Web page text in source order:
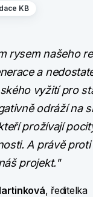
KB
rysem našeho
a
vyžití pro
odráží na
prožívají
A právě
projekt."
, ředitelka